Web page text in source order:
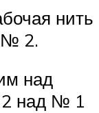
нить
2.
над
2 над № 1